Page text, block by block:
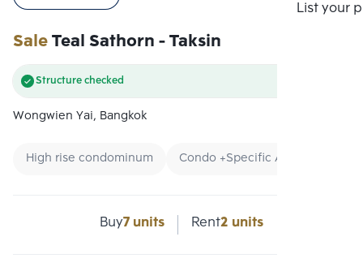
List your
SaleTeal Sathorn - Taksin
Structure checked
Wongwien Yai, Bangkok
High rise condominum Condo +Specific Area
Buy7 units Rent2 units